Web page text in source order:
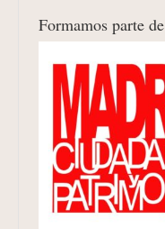
Formamos parte de